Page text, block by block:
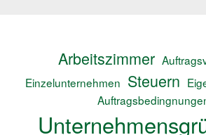
Arbeitszimmer
Einzelunternehmen Steuern